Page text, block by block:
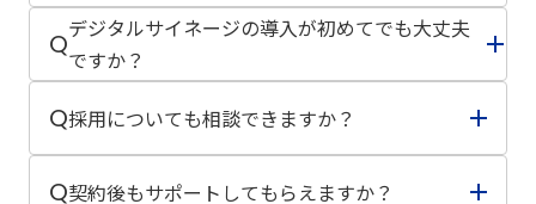
ら、改善・リニューアル・運用支援をご提案します。
A
ご依頼内容によって異なります。
お急ぎの案件にも可能な限り対応いたしますので、ま
ずはご希望のスケジュールをご相談ください。
Qデジタルサイネージの導入が初めてでも大丈夫
ですか？
A機器選定から設置、コンテンツ制作、運用サポートま
で一貫して対応いたします。
Q採用についても相談できますか？
Q契約後もサポートしてもらえますか？